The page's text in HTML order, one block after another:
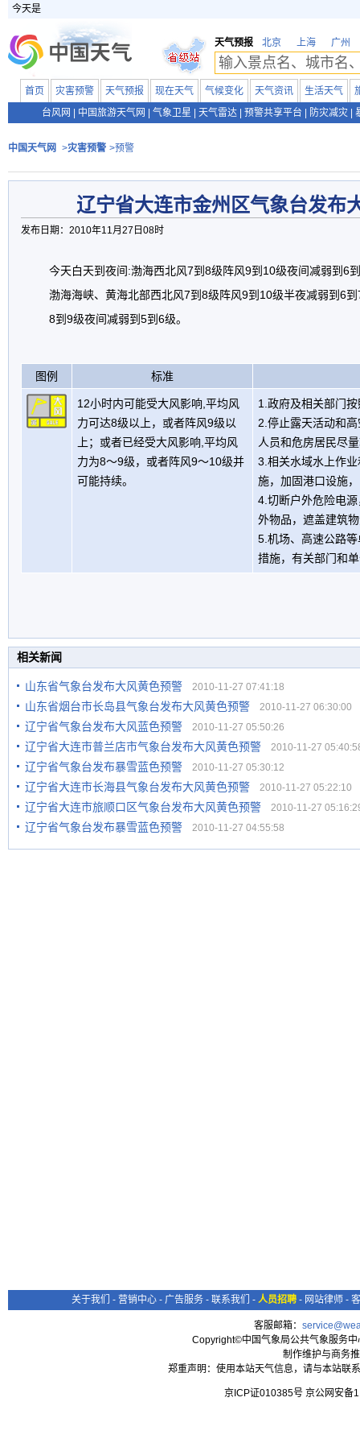
今天是
天气预报 北京 上海 广州
首页 灾害预警 天气预报 现在天气 气候变化 天气资讯 生活天气
台风网
中国旅游天气网 气象卫星 天气雷达 预警共享平台 防灾减灾
中国天气网 >灾害预警 >预警
辽宁省大连市金州区气象台发布
发布日期：2010年11月27日08时
今天白天到夜间:渤海西北风7到8级阵风9到10级夜间减弱到6
渤海海峡、黄海北部西北风7到8级阵风9到10级半夜减弱到6
8到9级夜间减弱到5到6级。
图例 标准
12小时内可能受大风影响,平均风
力可达8级以上，或者阵风9级以
上；或者已经受大风影响,平均风
力为8～9级，或者阵风9～10级并
可能持续。
1.政府及相关部门
2.停止露天活动和
人员和危房居民尽
3.相关水域水上作
施，加固港口设施
4.切断户外危险电
外物品，遮盖建筑
5.机场、高速公路
措施，有关部门和
相关新闻
山东省气象台发布大风黄色预警 2010-11-27 07:41:18
山东省烟台市长岛县气象台发布大风黄色预警 2010-11-27 06:30:00
辽宁省气象台发布大风蓝色预警 2010-11-27 05:50:26
辽宁省大连市普兰店市气象台发布大风黄色预警 2010-11-27
辽宁省气象台发布暴雪蓝色预警 2010-11-27 05:30:12
辽宁省大连市长海县气象台发布大风黄色预警 2010-11-27 05:22:10
辽宁省大连市旅顺口区气象台发布大风黄色预警 2010-11-27
辽宁省气象台发布暴雪蓝色预警 2010-11-27 04:55:58
关于我们 - 营销中心 - 广告服务 - 联系我们 - 人员招聘 - 网站律师 -
客服邮箱：
Copyright©中国气象局公共气象服务
制作维护与商务
郑重声明：使用本站天气信息，请与本站联
京ICP证010385号 京公网安备